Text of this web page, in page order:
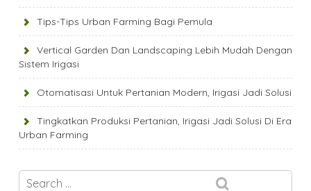
Tips-Tips Urban Farming Bagi Pemula
Vertical Garden Dan Landscaping Lebih Mudah Dengan
Sistem Irigasi
Otomatisasi Untuk Pertanian Modern, Irigasi Jadi Solusi
Tingkatkan Produksi Pertanian, Irigasi Jadi Solusi Di Era
Urban Farming